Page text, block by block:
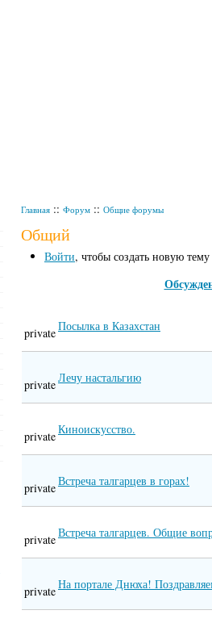
Главная :: Форум :: Общие форумы
Общий
Войти, чтобы создать новую
privateПосылка в Казахстан
privateЛечу настальгию
privateКиноискусство.
privateВстреча талгарцев в горах!
privateВстреча талгарцев. Общие
privateНа портале Днюха!